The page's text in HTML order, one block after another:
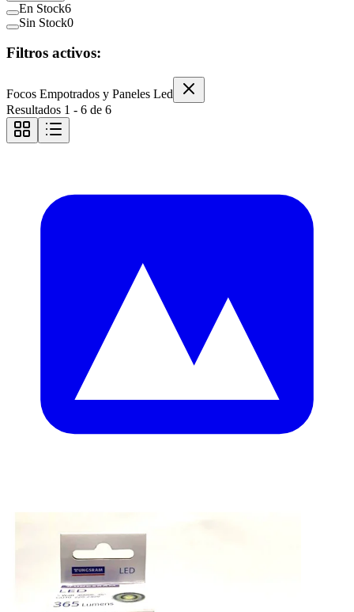
En Stock6
Sin Stock0
Filtros activos:
Focos Empotrados y Paneles Led
Resultados 1 - 6 de 6